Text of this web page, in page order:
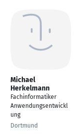
Michael
Herkelmann
Fachinformatiker
Anwendungsentwickl
ung
Dortmund